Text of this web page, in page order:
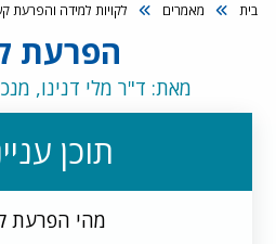
בית מאמרים לקויות למידה והפרעת
הפרעת
מאת: ד"ר מלי דנינו,
תוכן
מהי הפרעת